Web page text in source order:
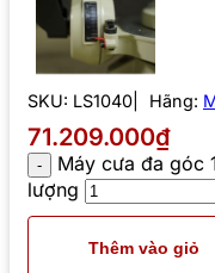
SKU: LS1040 Hãng:
71.209.000₫
Máy cưa đa góc
lượng
Thêm vào giỏ